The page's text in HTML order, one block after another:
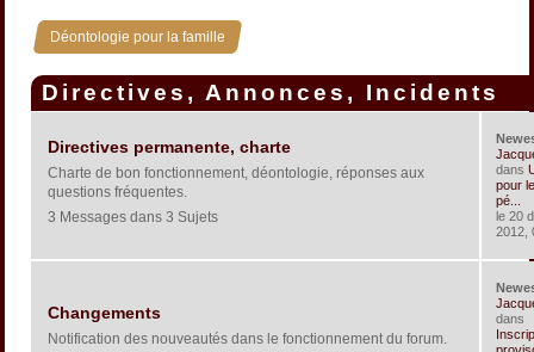
Déontologie pour la famille
Directives, Annonces, Incidents
Directives permanente, charte
Charte de bon fonctionnement, déontologie, réponses aux
questions fréquentes.
3 Messages dans 3 Sujets
dans
pour
pé...
le 20
2012,
Changements
Notification des nouveautés dans le fonctionnement du forum.
dans